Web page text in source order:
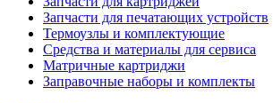
Запчасти для печатающих устройств
Термоузлы и комплектующие
Средства и материалы для сервиса
Матричные картриджи
Заправочные наборы и комплекты